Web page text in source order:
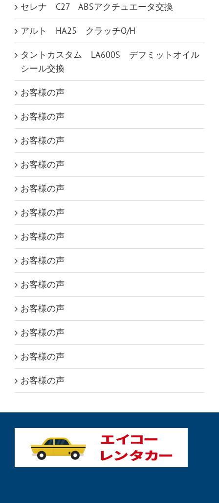
セレナ C27 ABSアクチュエータ交換
アルト HA25 クラッチO/H
タントカスタム LA600S デフミットオイル
シール交換
お客様の声
お客様の声
お客様の声
お客様の声
お客様の声
お客様の声
お客様の声
お客様の声
お客様の声
お客様の声
お客様の声
お客様の声
お客様の声